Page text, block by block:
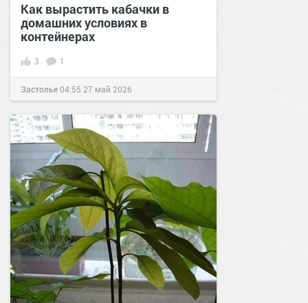
Как вырастить кабачки в
домашних условиях в
контейнерах
3 1
Застолье04:55 27 май 2026